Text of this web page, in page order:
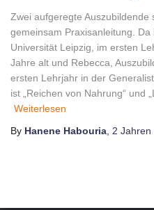
Zwei aufgeregte
gemeinsam Praxisanleitung.
Universität Leipzig, im ersten
Jahre alt und Rebecca,
ersten Lehrjahr in der
ist „Reichen von Nahrung“ und
Weiterlesen
By Hanene Habouria 2 Jahren